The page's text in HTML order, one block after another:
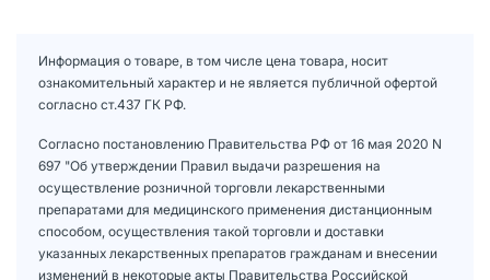
Информация о товаре, в том числе цена товара, носит
ознакомительный характер и не является публичной офертой
согласно ст.437 ГК РФ.
Согласно постановлению Правительства РФ от 16 мая 2020 N
697 "Об утверждении Правил выдачи разрешения на
осуществление розничной торговли лекарственными
препаратами для медицинского применения дистанционным
способом, осуществления такой торговли и доставки
указанных лекарственных препаратов гражданам и внесении
изменений в некоторые акты Правительства Российской